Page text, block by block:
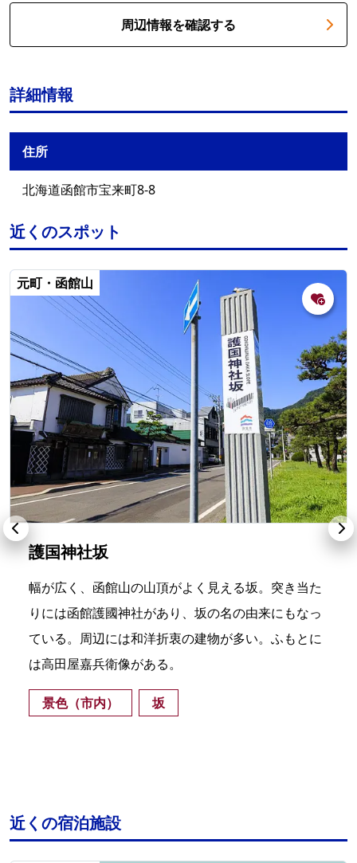
周辺情報を確認する
詳細情報
住所
北海道函館市宝来町8-8
近くのスポット
元町・函館山
護国神社坂
幅が広く、函館山の山頂がよく見える坂。突き当た
りには函館護國神社があり、坂の名の由来にもなっ
ている。周辺には和洋折衷の建物が多い。ふもとに
は高田屋嘉兵衛像がある。
景色（市内） 坂
近くの宿泊施設